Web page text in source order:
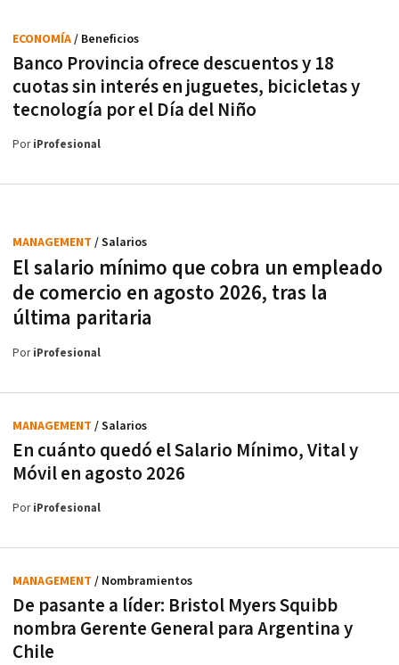
Banco Provincia ofrece descuentos y 18
cuotas sin interés en juguetes, bicicletas y
tecnología por el Día del Niño
ECONOMÍA/ Beneficios
PoriProfesional
El salario mínimo que cobra un empleado
de comercio en agosto 2026, tras la
última paritaria
MANAGEMENT / Salarios
PoriProfesional
En cuánto quedó el Salario Mínimo, Vital y
Móvil en agosto 2026
MANAGEMENT / Salarios
PoriProfesional
De pasante a líder: Bristol Myers Squibb
nombra Gerente General para Argentina y
Chile
MANAGEMENT / Nombramientos